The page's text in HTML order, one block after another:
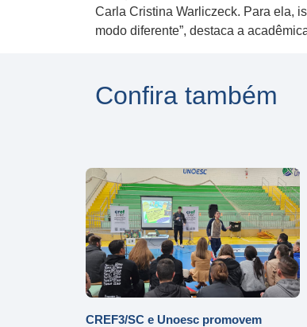
Carla Cristina Warliczeck. Para ela,
modo diferente”, destaca a
Confira também
CREF3/SC e Unoesc promovem